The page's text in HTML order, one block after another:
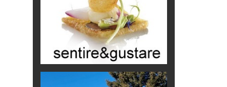
Mio nonno, salvato dai russi
Storie...di storia
Macchine di guerra
Editoriale
Turismo in Miniera